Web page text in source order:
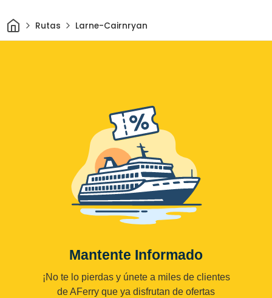
InicioRutas Larne-Cairnryan
Mantente Informado
¡No te lo pierdas y únete a miles de clientes
de AFerry que ya disfrutan de ofertas